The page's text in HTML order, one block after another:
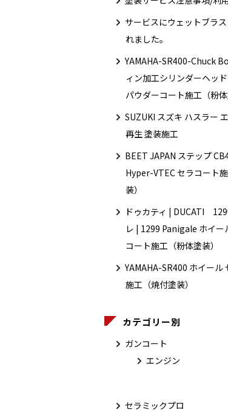
サービスにウェットブラ
れました。
YAMAHA-SR400-Chuck
ィン加工シリンダーヘッ
パウダーコート施工（粉体
SUZUKI スズキ ハスラー
再生 塗装施工
BEET JAPAN ステップ
Hyper-VTEC セラコート
装）
ドゥカティ | DUCATI
レ | 1299 Panigale ホイー
コート施工（粉体塗装）
YAMAHA-SR400 ホイール
施工（焼付塗装）
カテゴリー別
ガンコート
エンジン
セラミックプロ